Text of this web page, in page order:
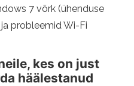
7 võrk (ühenduse
probleemid Wi-Fi
kes on just
häälestanud